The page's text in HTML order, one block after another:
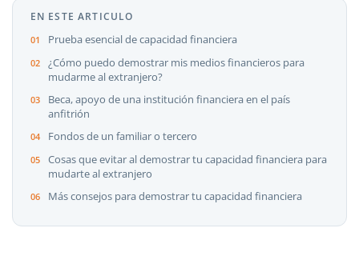
EN ESTE ARTICULO
Prueba esencial de capacidad financiera
¿Cómo puedo demostrar mis medios financieros para
mudarme al extranjero?
Beca, apoyo de una institución financiera en el país
anfitrión
Fondos de un familiar o tercero
Cosas que evitar al demostrar tu capacidad financiera para
mudarte al extranjero
Más consejos para demostrar tu capacidad financiera